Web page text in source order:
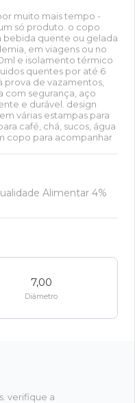
muito mais tempo -
só produto. o copo
bebida quente ou gelada
em viagens ou no
e isolamento térmico
quentes por até 6
prova de vazamentos,
com segurança, aço
e durável. design
várias estampas para
café, chá, sucos, água
copo para acompanhar
Alimentar 4%
7,00
Diâmetro
verifique a